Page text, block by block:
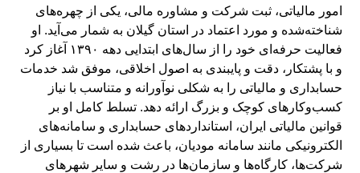
امور مالیاتی، ثبت شرکت و مشاوره مالی، یکی از چهره‌های
شناخته‌شده و مورد اعتماد در استان گیلان به شمار می‌آید. او
فعالیت حرفه‌ای خود را از سال‌های ابتدایی دهه ۱۳۹۰ آغاز کرد
و با پشتکار، دقت و پایبندی به اصول اخلاقی، موفق شد خدمات
حسابداری و مالیاتی را به شکلی نوآورانه و متناسب با نیاز
کسب‌وکارهای کوچک و بزرگ ارائه دهد. تسلط کامل او بر
قوانین مالیاتی ایران، استانداردهای حسابداری و سامانه‌های
الکترونیکی مانند سامانه مودیان، باعث شده است تا بسیاری از
شرکت‌ها، کارگاه‌ها و سازمان‌ها در رشت و سایر شهرهای